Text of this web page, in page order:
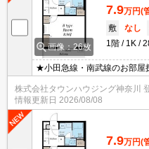
画像：26枚
7.9万円(
敷
なし
1階
1K
★小田急線・南武線のお部屋
さい★
株式会社タウンハウジング神奈川
情報更新日 2026/08/08
7.9万円(